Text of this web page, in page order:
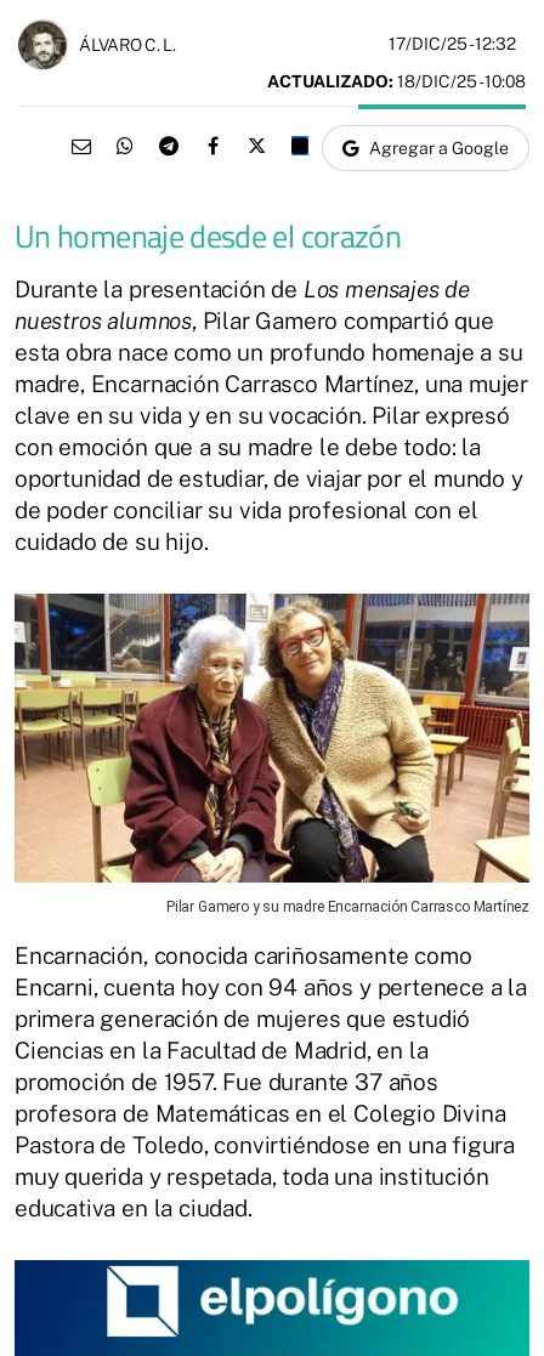
ÁLVARO C. L. 17/DIC/25- 12:32
ACTUALIZADO: 18/DIC/25 - 10:08
Agregar a Google
Un homenaje desde el corazón
Durante la presentación de Los mensajes de
nuestros alumnos, Pilar Gamero compartió que
esta obra nace como un profundo homenaje a su
madre, Encarnación Carrasco Martínez, una mujer
clave en su vida y en su vocación. Pilar expresó
con emoción que a su madre le debe todo: la
oportunidad de estudiar, de viajar por el mundo y
de poder conciliar su vida profesional con el
cuidado de su hijo.
Pilar Gamero y su madre Encarnación Carrasco Martínez
Encarnación, conocida cariñosamente como
Encarni, cuenta hoy con 94 años y pertenece a la
primera generación de mujeres que estudió
Ciencias en la Facultad de Madrid, en la
promoción de 1957. Fue durante 37 años
profesora de Matemáticas en el Colegio Divina
Pastora de Toledo, convirtiéndose en una figura
muy querida y respetada, toda una institución
educativa en la ciudad.